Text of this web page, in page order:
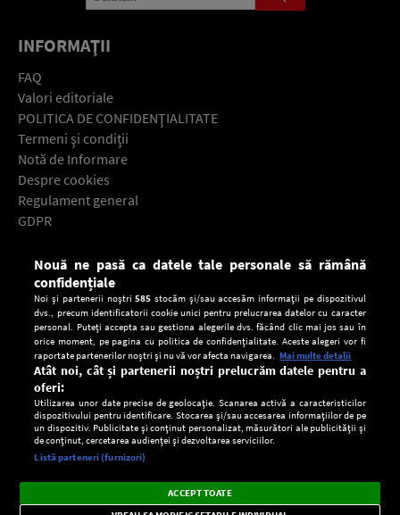
INFORMAŢII
FAQ
Valori editoriale
POLITICA DE CONFIDENŢIALITATE
Termeni şi condiţii
Notă de Informare
Despre cookies
Regulament general
GDPR
Descarcă gratuit aplicaţia Europa FM pentru smartphone:
Setări:
Dark
Mode
Radio live, podcasturi, știri și alerte
importante.
×
Nouă ne pasă ca datele tale personale să rămână
confidențiale
Noi și partenerii noștri585 stocăm și/sau accesăm informații pe dispozitivul
dvs., precum identificatorii cookie unici pentru prelucrarea datelor cu caracter
personal. Puteți accepta sau gestiona alegerile dvs. făcând clic mai jos sau în
orice moment, pe pagina cu politica de confidențialitate. Aceste alegeri vor fi
raportate partenerilor noștri și nu vă vor afecta navigarea. Mai multe detalii
Atât noi, cât și partenerii noștri prelucrăm datele pentru a
oferi:
Utilizarea unor date precise de geolocație. Scanarea activă a caracteristicilor
dispozitivului pentru identificare. Stocarea și/sau accesarea informațiilor de pe
un dispozitiv. Publicitate și conținut personalizat, măsurători ale publicității și
de conținut, cercetarea audienței și dezvoltarea serviciilor.
Listă parteneri (furnizori)
ACCEPT TOATE